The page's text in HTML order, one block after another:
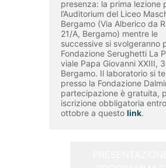
presenza: la prima lezione
l’Auditorium del Liceo
Bergamo (Via Alberico da
21/A, Bergamo) mentre le
successive si svolgeranno
Fondazione Serughetti La
viale Papa Giovanni XXIII,
Bergamo. Il laboratorio si
presso la Fondazione
partecipazione è gratuita,
iscrizione obbligatoria
ottobre a questo link.